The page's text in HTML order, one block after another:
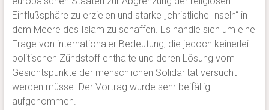
Einflußsphäre zu erzielen und starke „christliche Inseln“ in
dem Meere des Islam zu schaffen. Es handle sich um eine
Frage von internationaler Bedeutung, die jedoch keinerlei
politischen Zündstoff enthalte und deren Lösung vom
Gesichtspunkte der menschlichen Solidarität versucht
werden müsse. Der Vortrag wurde sehr beifällig
aufgenommen.